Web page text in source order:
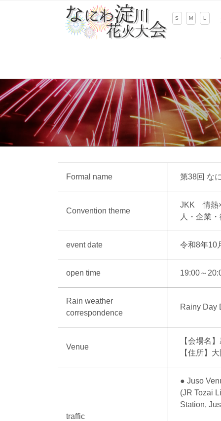
S M L
Formal name 第38回 な
Convention theme
JKK 情熱
人・企業
event date 令和8年10
open time 19:00～
Rain weather
correspondence
Rainy Day
Venue
【会場名
【住所】
traffic
● Juso
(JR Tozai
Station,